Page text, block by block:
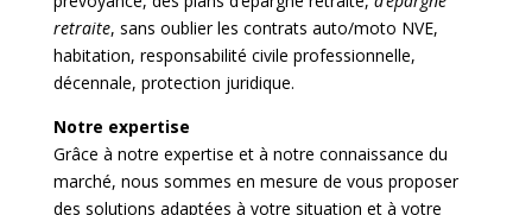
e
A
s
s
u
r
retraite, sans oublier les contrats auto/moto NVE,
habitation, responsabilité civile professionnelle,
décennale, protection juridique.
Notre expertise
Grâce à notre expertise et à notre connaissance du
marché, nous sommes en mesure de vous proposer
des solutions adaptées à votre situation et à votre